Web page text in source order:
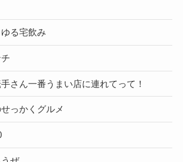
る宅飲み
さん一番うまい店に連れてって！
っかくグルメ